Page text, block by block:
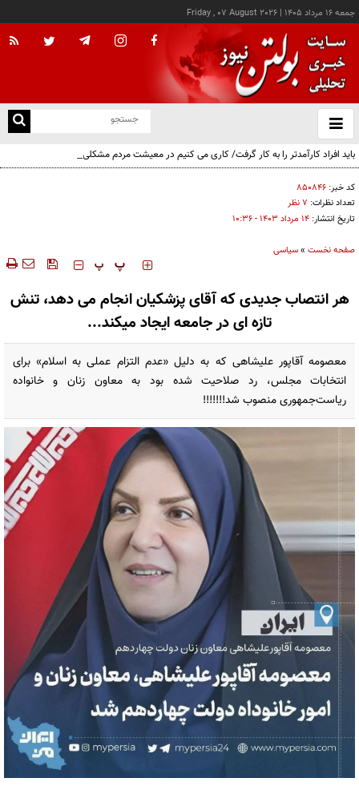
جمعه ۱۶ مرداد ۱۴۰۵ |
Friday , 07 August 2026
باز
و
باید افراد کارآمدتر را به کار گرفت/ کاری می کنیم در معیشت مردم مشکلی پیش نیاید
کد خبر: ۸۵۰۸۴۶
تعداد نظرات: ۷ نظر
تاریخ انتشار: ۱۴ مرداد ۱۴۰۳ - ۱۰:۳۶
صفحه نخست »سیاسی
‍‍‍ پ پ
هر انتصاب جدیدی که آقای پزشکیان انجام می دهد، تنش
تازه ای در جامعه ایجاد میکند...
معصومه آقاپور علیشاهی که به دلیل «عدم التزام عملی به اسلام» برای
انتخابات مجلس، رد صلاحیت شده بود به معاون زنان و خانواده
ریاست‌جمهوری منصوب شد!!!!!!!